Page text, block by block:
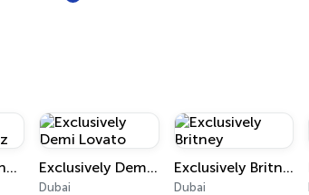
Exclusively Jennifer Lopez Exclusively Demi Lovato
Dubai
Exclusively Britney
Dubai